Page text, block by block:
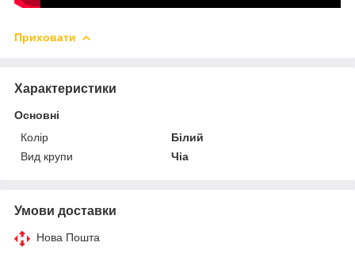
Приховати
Характеристики
Основні
Колір
Білий
Вид крупи
Чіа
Умови доставки
Нова Пошта